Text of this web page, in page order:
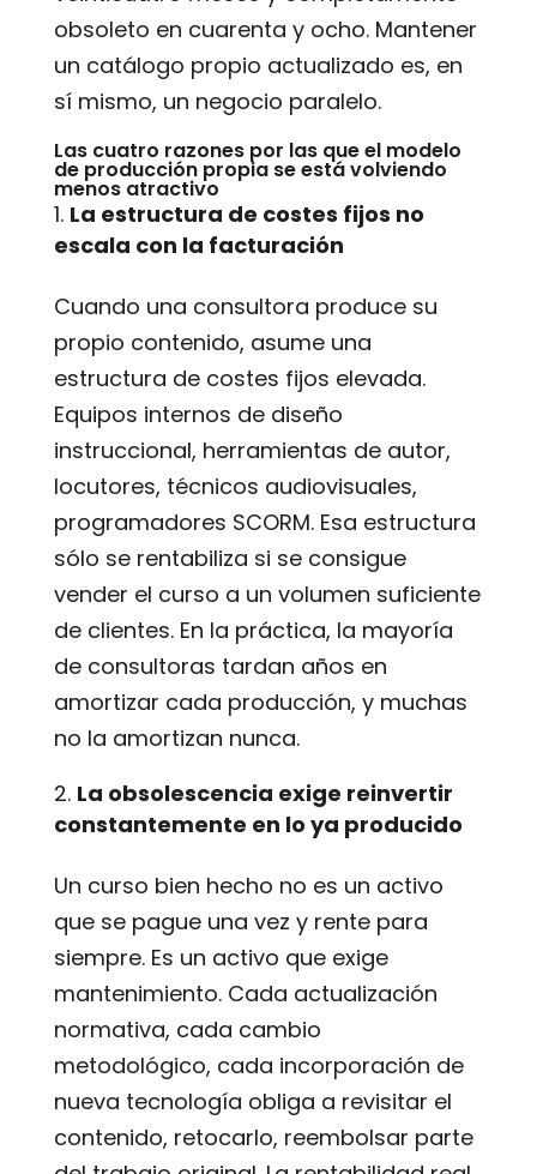
obsoleto en cuarenta y ocho. Mantener
un catálogo propio actualizado es, en
sí mismo, un negocio paralelo.
Las cuatro razones por las que el modelo
de producción propia se está volviendo
menos atractivo
La estructura de costes fijos no
escala con la facturación
Cuando una consultora produce su
propio contenido, asume una
estructura de costes fijos elevada.
Equipos internos de diseño
instruccional, herramientas de autor,
locutores, técnicos audiovisuales,
programadores SCORM. Esa estructura
sólo se rentabiliza si se consigue
vender el curso a un volumen suficiente
de clientes. En la práctica, la mayoría
de consultoras tardan años en
amortizar cada producción, y muchas
no la amortizan nunca.
La obsolescencia exige reinvertir
constantemente en lo ya producido
Un curso bien hecho no es un activo
que se pague una vez y rente para
siempre. Es un activo que exige
mantenimiento. Cada actualización
normativa, cada cambio
metodológico, cada incorporación de
nueva tecnología obliga a revisitar el
contenido, retocarlo, reembolsar parte